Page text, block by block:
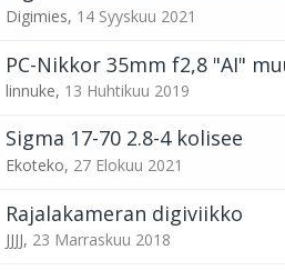
Digimies, 14 Syyskuu 2021
PC-Nikkor 35mm f2,8 "AI"
linnuke, 13 Huhtikuu 2019
Sigma 17-70 2.8-4 kolisee
Ekoteko, 27 Elokuu 2021
Rajalakameran digiviikko
JJJJ, 23 Marraskuu 2018